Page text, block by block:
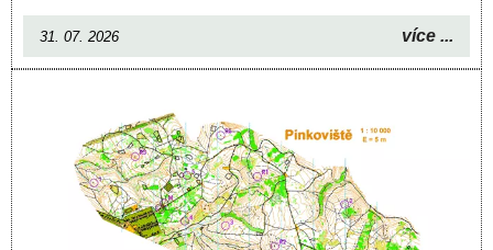
31. 07. 2026 více ...